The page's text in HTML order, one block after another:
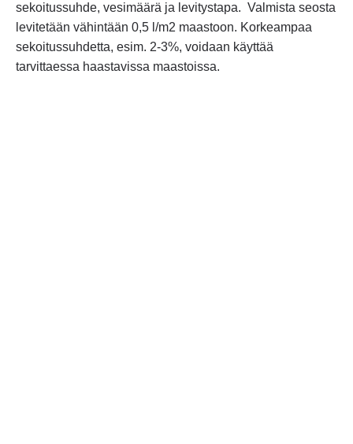
sekoitussuhde, vesimäärä ja levitystapa. Valmista seosta
levitetään vähintään 0,5 l/m2 maastoon. Korkeampaa
sekoitussuhdetta, esim. 2-3%, voidaan käyttää
tarvittaessa haastavissa maastoissa.